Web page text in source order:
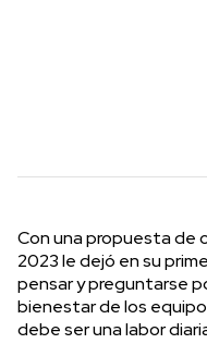
Con una propuesta de
2023 le dejó en su
pensar y preguntarse
bienestar de los
debe ser una labor